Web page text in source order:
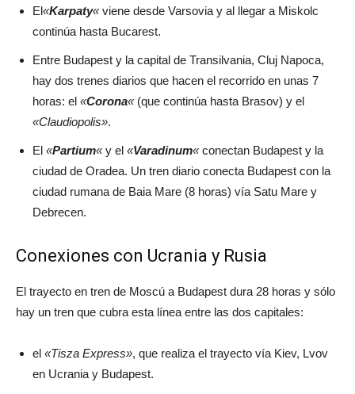
El«Karpaty«viene desde Varsovia y al llegar a Miskolc
continúa hasta Bucarest.
Entre Budapest y la capital de Transilvania, Cluj Napoca,
hay dos trenes diarios que hacen el recorrido en unas 7
horas: el «Corona«(que continúa hasta Brasov) y el
«Claudiopolis».
El «Partium«y el «Varadinum«conectan Budapest y la
ciudad de Oradea. Un tren diario conecta Budapest con la
ciudad rumana de Baia Mare (8 horas) vía Satu Mare y
Debrecen.
Conexiones con Ucrania y Rusia
El trayecto en tren de Moscú a Budapest dura 28 horas y sólo
hay un tren que cubra esta línea entre las dos capitales:
el «Tisza Express», que realiza el trayecto vía Kiev, Lvov
en Ucrania y Budapest.